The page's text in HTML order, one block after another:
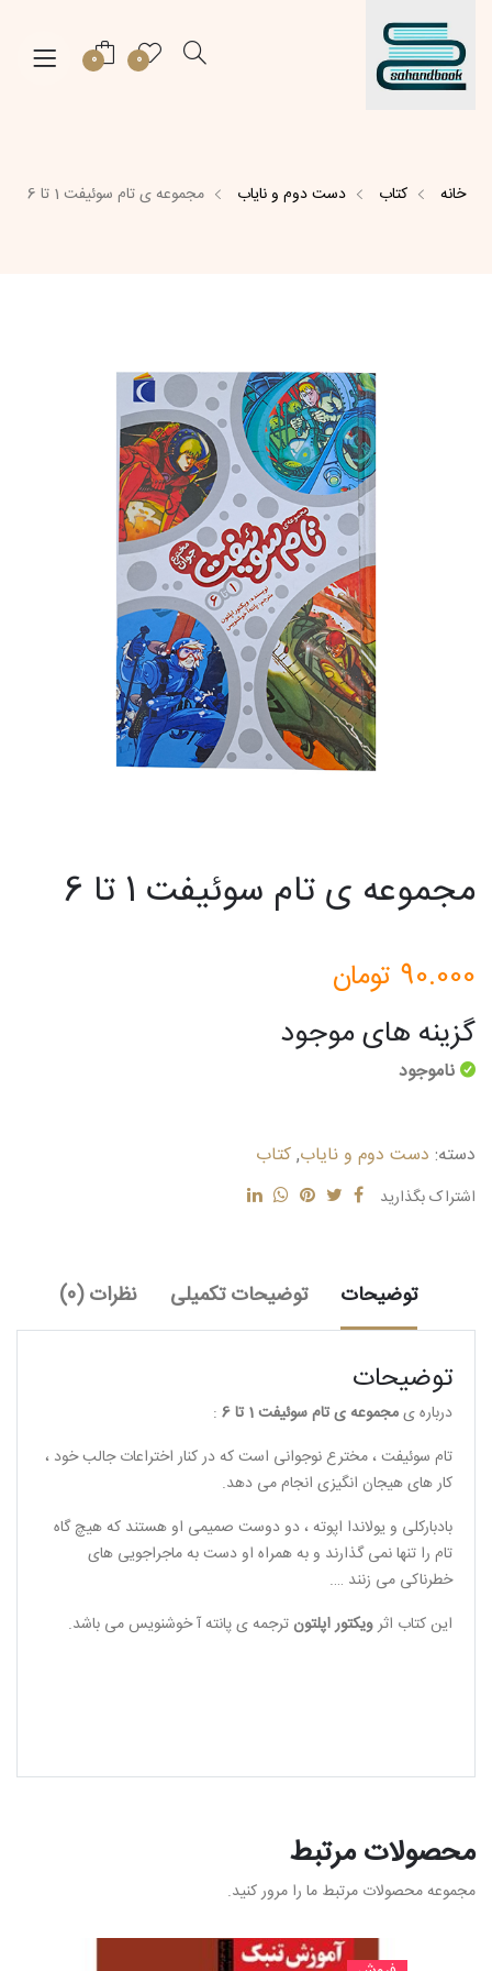
0
0
خانه کتاب دست دوم و نایاب مجموعه ی تام سوئیفت 1 تا 6
مجموعه ی تام سوئیفت 1 تا 6
90.000 تومان
گزینه های موجود
ناموجود
دسته: دست دوم و نایاب,کتاب
اشتراک بگذارید
توضیحات توضیحات تکمیلی نظرات (0)
توضیحات
درباره یمجموعه ی تام سوئیفت 1 تا 6
:
تام سوئیفت ، مخترع نوجوانی است که در کنار اختراعات جالب خود ،
کار های هیجان انگیزی انجام می دهد.
بادبارکلی و یولاندا اپوته ، دو دوست صمیمی او هستند که هیچ گاه
تام را تنها نمی گذارند و به همراه او دست به ماجراجویی های
خطرناکی می زنند ….
این کتاب اثرویکتور اپلتون ترجمه ی پانته آ خوشنویس می باشد.
محصولات مرتبط
مجموعه محصولات مرتبط ما را مرور کنید.